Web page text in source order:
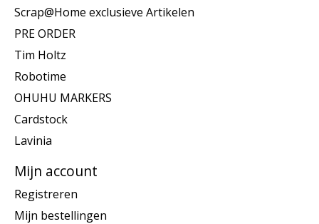
Scrap@Home exclusieve Artikelen
PRE ORDER
Tim Holtz
Robotime
OHUHU MARKERS
Cardstock
Lavinia
Mijn account
Registreren
Mijn bestellingen